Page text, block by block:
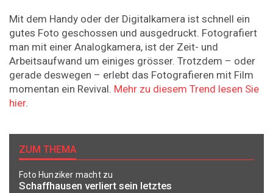
Mit dem Handy oder der Digitalkamera ist schnell ein
gutes Foto geschossen und ausgedruckt. Fotografiert
man mit einer Analogkamera, ist der Zeit- und
Arbeitsaufwand um einiges grösser. Trotzdem – oder
gerade deswegen – erlebt das Fotografieren mit Film
momentan ein Revival. Mehr zu diesem Trend lesen Sie
hier.
ZUM THEMA
Foto Hunziker macht zu
Schaffhausen verliert sein letztes